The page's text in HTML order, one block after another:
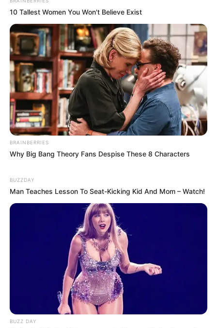
10 Tallest Women You Won't Believe Exist
BRAINBERRIES
Why Big Bang Theory Fans Despise These 8 Characters
BUZZDAY
Man Teaches Lesson To Seat-Kicking Kid And Mom – Watch!
BUZZ DAY